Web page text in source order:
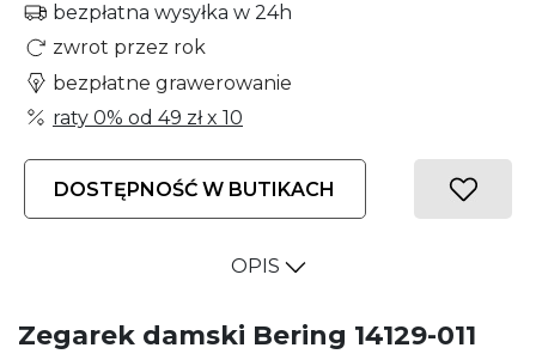
bezpłatna wysyłka w 24h
zwrot przez rok
bezpłatne grawerowanie
raty 0% od 49 złx 10
DOSTĘPNOŚĆ W BUTIKACH
OPIS
Zegarek damski Bering 14129-011